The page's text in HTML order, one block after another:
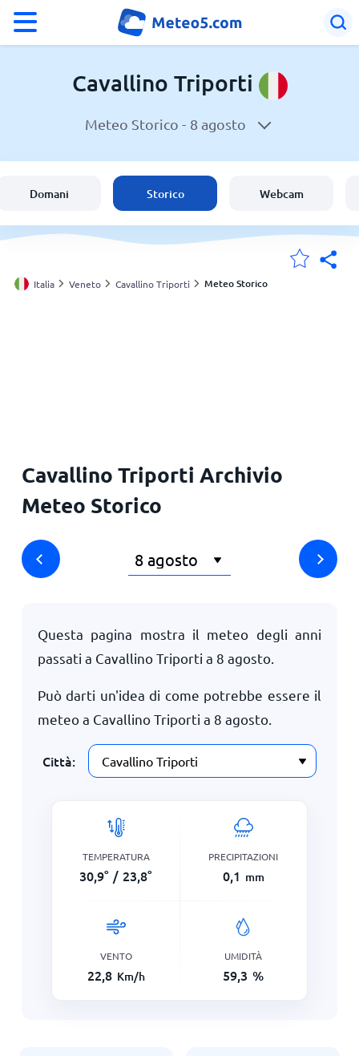
Meteo a Cavallino Triporti
Svizzera
Le mie località
Cavallino Triporti
Meteo Storico - 8 agosto
Domani Storico Webcam
Italia Veneto Cavallino Triporti Meteo Storico
Cavallino Triporti Archivio
Meteo Storico
Questa pagina mostra il meteo degli anni
passati a Cavallino Triporti a 8 agosto.
Può darti un'idea di come potrebbe essere il
meteo a Cavallino Triporti a 8 agosto.
Città:
TEMPERATURA
30,9° / 23,8°
PRECIPITAZIONI
0,1 mm
VENTO
22,8 Km/h
UMIDITÀ
59,3 %